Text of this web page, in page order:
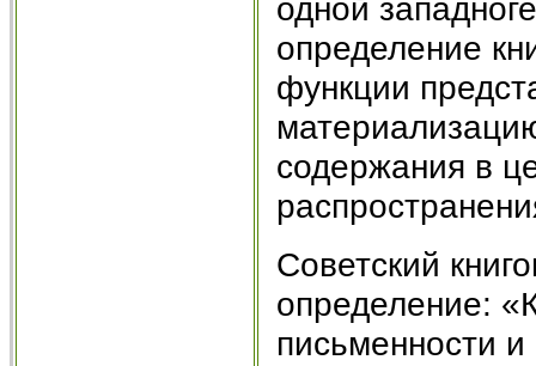
одной
определение
функции
содержания в
Советский
определение:
письменности